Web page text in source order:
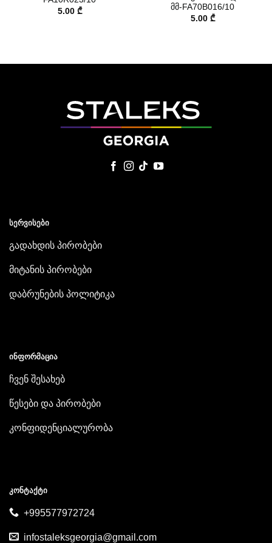
5.00 ₾
მმ-FA70B016/10
5.00 ₾
ᲡᲔᲠᲕᲘᲡᲔᲑᲘ
გადახდის პირობები
მიტანის პირობები
დაბრუნების პოლიტიკა
ᲘᲜᲤᲝᲠᲛᲐᲪᲘᲐ
ჩვენ შესახებ
წესები და პირობები
კონფიდენციალურობა
ᲙᲝᲜᲢᲐᲥᲢᲘ
+995577972724
infostaleksgeorgia@gmail.com